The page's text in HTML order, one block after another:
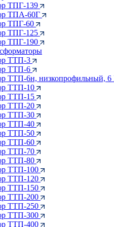
ТПГ-139
ТПА-60Г
ТПГ-60
ТПГ-125
ТПГ-190
ТТП-3
ТТП-6
ТТП-6н, низкопрофильный,
ТТП-10
ТТП-15
ТТП-20
ТТП-30
ТТП-40
ТТП-50
ТТП-60
ТТП-70
ТТП-80
ТТП-100
ТТП-120
ТТП-150
ТТП-200
ТТП-250
ТТП-300
ТТП-400